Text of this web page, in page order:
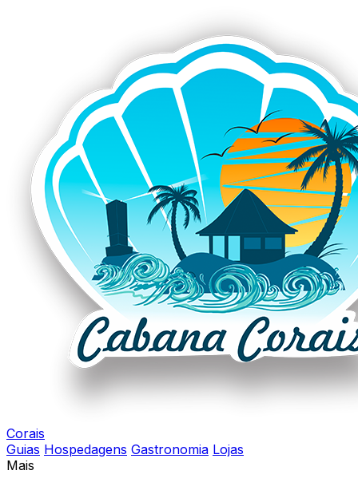
Corais
Guias Hospedagens Gastronomia Lojas
Mais